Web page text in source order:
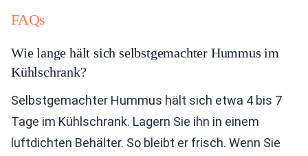
FAQs
Wie lange hält sich selbstgemachter Hummus im
Kühlschrank?
Selbstgemachter Hummus hält sich etwa 4 bis 7
Tage im Kühlschrank. Lagern Sie ihn in einem
luftdichten Behälter. So bleibt er frisch. Wenn Sie